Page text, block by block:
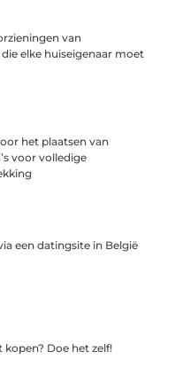
van
elke huiseigenaar moet
het plaatsen van
voor volledige
een datingsite in België
kopen? Doe het zelf!